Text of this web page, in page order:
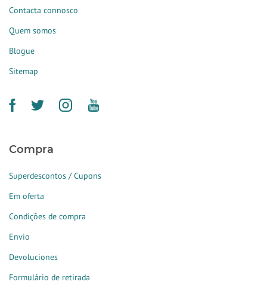
Contacta connosco
Quem somos
Blogue
Sitemap
Compra
Superdescontos / Cupons
Em oferta
Condições de compra
Envio
Devoluciones
Formulário de retirada